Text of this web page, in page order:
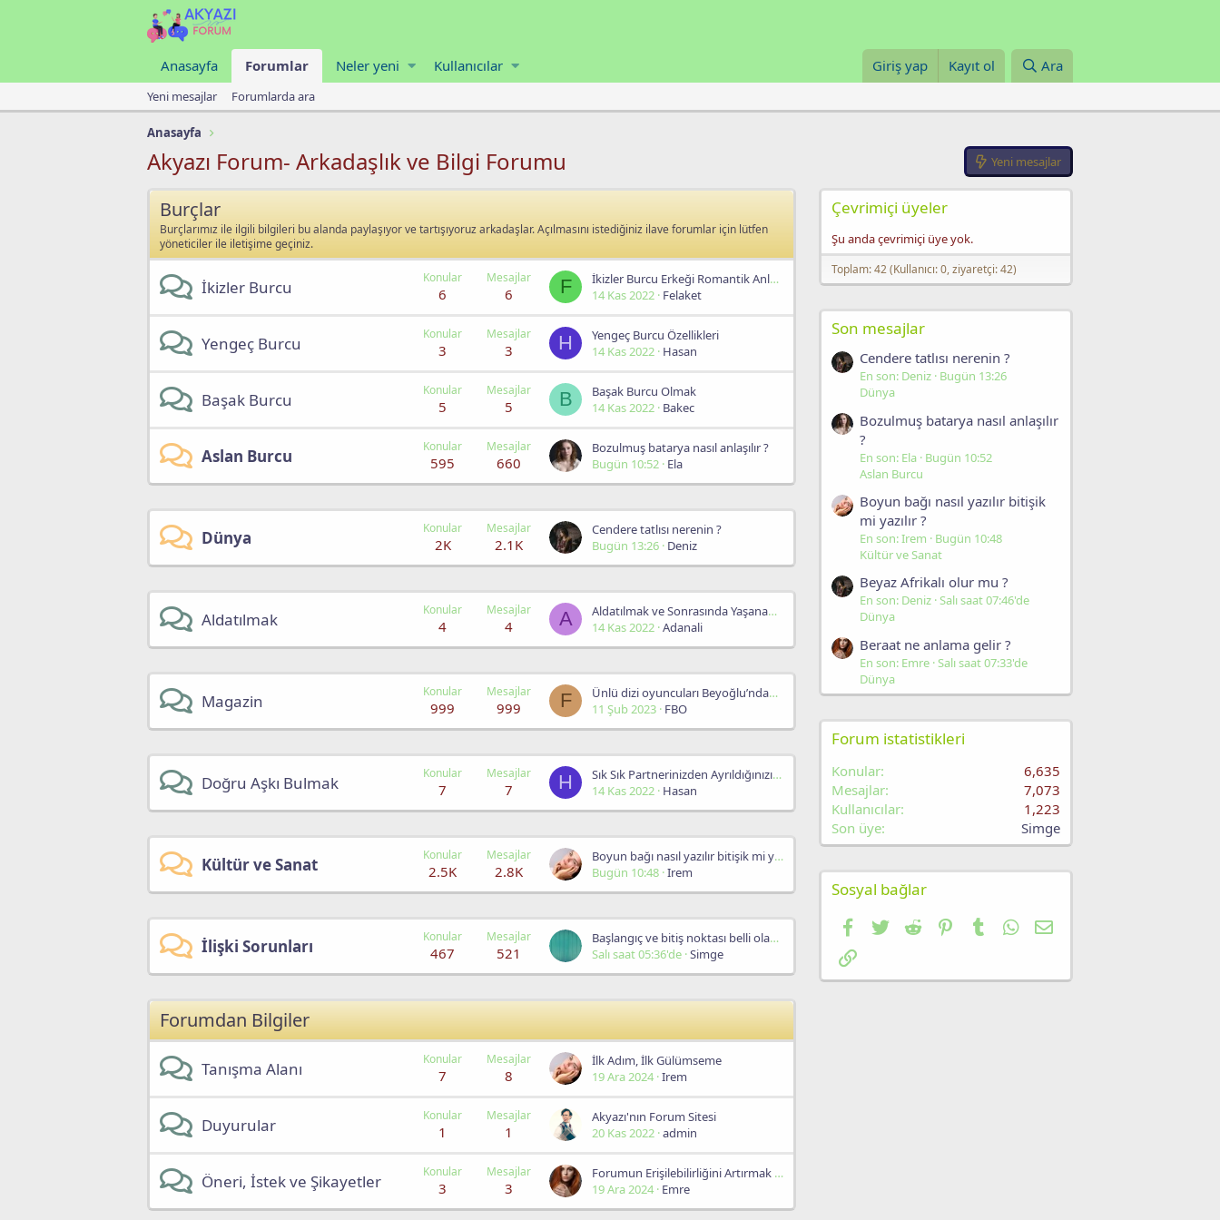
Anasayfa Forumlar Neler yeni Kullanıcılar Giriş yap Kayıt ol Ara
Yeni mesajlar Forumlarda ara
Anasayfa
Akyazı Forum- Arkadaşlık ve Bilgi Forumu Yeni mesajlar
Burçlar
Burçlarımız ile ilgili bilgileri bu alanda paylaşıyor ve tartışıyoruz arkadaşlar. Açılmasını istediğiniz ilave forumlar için lütfen
yöneticiler ile iletişime geçiniz.
İkizler Burcu Konular
6
Mesajlar
6 F
İkizler Burcu Erkeği Romantik Anlamda Nasıl Etkilenir?
14 Kas 2022 Felaket
Yengeç Burcu Konular
3
Mesajlar
3 H
Yengeç Burcu Özellikleri
14 Kas 2022 Hasan
Başak Burcu Konular
5
Mesajlar
5 B
Başak Burcu Olmak
14 Kas 2022 Bakec
Aslan Burcu Konular
595
Mesajlar
660
Bozulmuş batarya nasıl anlaşılır ?
Bugün 10:52 Ela
Dünya Konular
2K
Mesajlar
2.1K
Cendere tatlısı nerenin ?
Bugün 13:26 Deniz
Aldatılmak Konular
4
Mesajlar
4 A
Aldatılmak ve Sonrasında Yaşanan Travma
14 Kas 2022 Adanali
Magazin Konular
999
Mesajlar
999 F
Ünlü dizi oyuncuları Beyoğlu’ndaki deprem yardım çalışmalarına katıldı
11 Şub 2023 FBO
Doğru Aşkı Bulmak Konular
7
Mesajlar
7 H
Sık Sık Partnerinizden Ayrıldığınızı Düşünüyorsunuz
14 Kas 2022 Hasan
Kültür ve Sanat Konular
2.5K
Mesajlar
2.8K
Boyun bağı nasıl yazılır bitişik mi yazılır ?
Bugün 10:48 Irem
İlişki Sorunları Konular
467
Mesajlar
521
Başlangıç ve bitiş noktası belli olan çizgiye ne denir ?
Salı saat 05:36'de Simge
Forumdan Bilgiler
Tanışma Alanı Konular
7
Mesajlar
8
İlk Adım, İlk Gülümseme
19 Ara 2024 Irem
Duyurular Konular
1
Mesajlar
1
Akyazı'nın Forum Sitesi
20 Kas 2022 admin
Öneri, İstek ve Şikayetler Konular
3
Mesajlar
3
Forumun Erişilebilirliğini Artırmak İçin Öneriler
19 Ara 2024 Emre
Çevrimiçi üyeler
Şu anda çevrimiçi üye yok.
Toplam: 42 (Kullanıcı: 0, ziyaretçi: 42)
Son mesajlar
Cendere tatlısı nerenin ?
En son: Deniz Bugün 13:26
Dünya
Bozulmuş batarya nasıl anlaşılır
?
En son: Ela Bugün 10:52
Aslan Burcu
Boyun bağı nasıl yazılır bitişik
mi yazılır ?
En son: Irem
Bugün 10:48
Kültür ve Sanat
Beyaz Afrikalı olur mu ?
En son: Deniz Salı saat 07:46'de
Dünya
Beraat ne anlama gelir ?
En son: Emre Salı saat 07:33'de
Dünya
Forum istatistikleri
Konular
6,635
Mesajlar
7,073
Kullanıcılar
1,223
Son üye
Simge
Sosyal bağlar
Facebook
TwitterReddit PinterestTumblrWhatsApp
E-posta
Link